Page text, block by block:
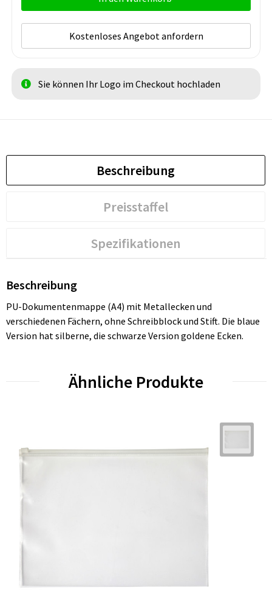
Kostenloses Angebot anfordern
Sie können Ihr Logo im Checkout hochladen
Beschreibung
Preisstaffel
Spezifikationen
Beschreibung
PU-Dokumentenmappe (A4) mit Metallecken und
verschiedenen Fächern, ohne Schreibblock und Stift. Die blaue
Version hat silberne, die schwarze Version goldene Ecken.
Ähnliche Produkte